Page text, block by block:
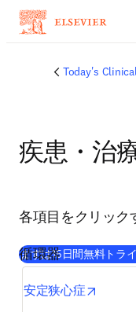
Today's
疾患・治
各項目をクリック
まずは15日間無料トラ
循環器
安定狭心症